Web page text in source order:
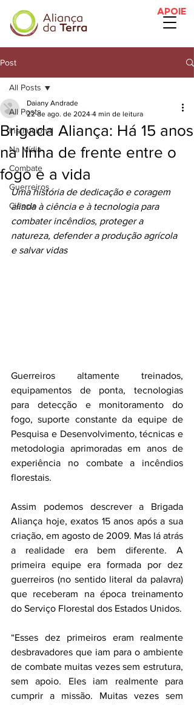
APOIE
Post
All Posts
Institucional
Na Mídia
Combate
Guerreiros
Ciência
All Posts
Brigada Aliança: Há 15 anos
na linha de frente entre o
fogo e a vida
Daiany Andrade
22 de ago. de 2024 4 min de leitura
Uma história de dedicação e coragem
aliada à ciência e à tecnologia para
combater incêndios, proteger a
natureza, defender a produção agrícola
e salvar vidas
Guerreiros altamente treinados,
equipamentos de ponta, tecnologias
para detecção e monitoramento do
fogo, suporte constante da equipe de
Pesquisa e Desenvolvimento, técnicas e
metodologia aprimoradas em anos de
experiência no combate a incêndios
florestais.
Assim podemos descrever a Brigada
Aliança hoje, exatos 15 anos após a sua
criação, em agosto de 2009. Mas lá atrás
a realidade era bem diferente. A
primeira equipe era formada por dez
guerreiros (no sentido literal da palavra)
que receberam na época treinamento
do Serviço Florestal dos Estados Unidos.
“Esses dez primeiros eram realmente
desbravadores que iam para o ambiente
de combate muitas vezes sem estrutura,
sem apoio. Eles iam realmente para
cumprir a missão. Muitas vezes sem